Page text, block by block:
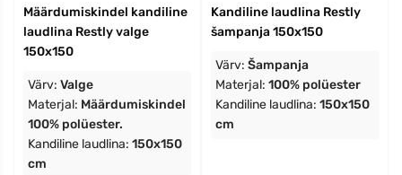
Määrdumiskindel kandiline
laudlina Restly valge
150x150
Värv: Valge
Materjal: Määrdumiskindel
100% polüester.
Kandiline laudlina: 150x150
cm
Kandiline laudlina Restly
šampanja 150x150
Värv: Šampanja
Materjal: 100% polüester
Kandiline laudlina: 150x150
cm